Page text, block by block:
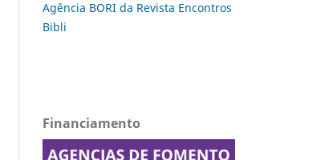
Financiamento